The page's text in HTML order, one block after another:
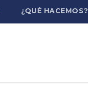
¿QUÉ HACEMOS?